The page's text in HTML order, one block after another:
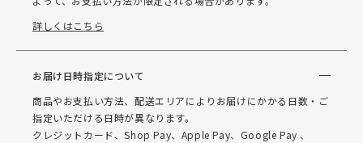
詳しくはこちら
お届け日時指定について
商品やお支払い方法、配送エリアによりお届けにかかる日数・ご
指定いただける日時が異なります。
クレジットカード、Shop Pay、Apple Pay、Google Pay 、